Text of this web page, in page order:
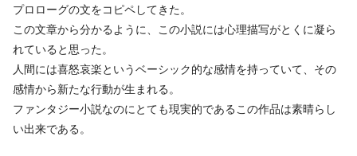
プロローグの文をコピペしてきた。
この文章から分かるように、この小説には心理描写がとくに凝ら
れていると思った。
人間には喜怒哀楽というベーシック的な感情を持っていて、その
感情から新たな行動が生まれる。
ファンタジー小説なのにとても現実的であるこの作品は素晴らし
い出来である。